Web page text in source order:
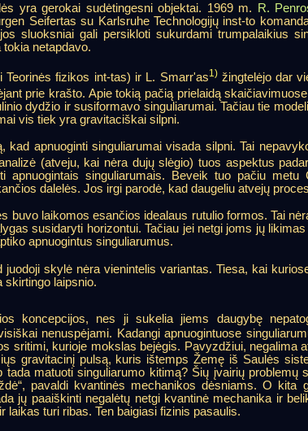
yra gerokai sudėtingesni objektai. 1969 m. R.
Seifertas su Karlsruhe Technologijų inst-to
sluoksniai gali persikloti sukurdami trumpalaikius
netapdavo.
fizikos int-tas) ir L. Smarr'as1)žingtelėjo dar
prie krašto. Apie tokią pačią prielaidą
dydžio ir susiformavo singuliarumai. Tačiau tie
vis tiek yra gravitaciškai silpni.
kad apnuoginti singuliarumai visada silpni. Tai
(atveju, kai nėra dujų slėgio) tuos aspektus
apnuogintais singuliarumais. Beveik tuo pačiu
dalelės. Jos irgi parodė, kad daugeliu atvejų
buvo laikomos esančios idealaus rutulio formos. Tai
susidaryti horizontui. Tačiau jei netgi joms jų
apnuogintus singuliarumus.
skylė nėra vienintelis variantas. Tiesa, kai
skirtingo laipsnio.
koncepcijos, nes ji sukelia jiems daugybę
nenuspėjami. Kadangi apnuogintuose
sritimi, kurioje mokslas bejėgis. Pavyzdžiui, negalima
gravitacinį pulsą, kuris ištemps Žemę iš Saulės
tada matuoti singuliarumo kitimą? Šių įvairių problemų
pavaldi kvantinės mechanikos dėsniams. O kita
jų paaiškinti negalėtų netgi kvantinė mechanika ir
laikas turi ribas. Ten baigiasi fizinis pasaulis.